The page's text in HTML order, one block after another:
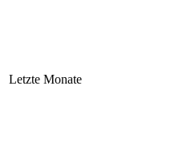
Letzte Monate